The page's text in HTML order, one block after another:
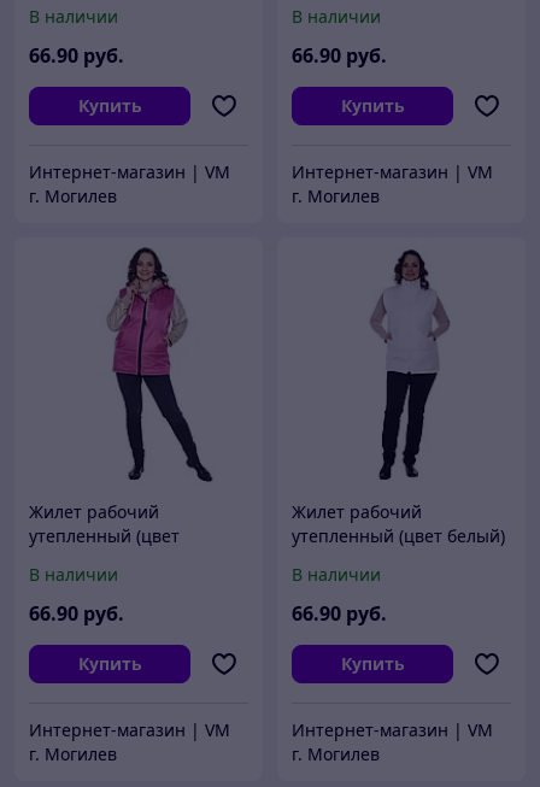
В наличии
66.90 руб.
Купить
Интернет-магазин | VM
г. Могилев
В наличии
66.90 руб.
Купить
Интернет-магазин | VM
г. Могилев
Жилет рабочий
утепленный (цвет
В наличии
66.90 руб.
Купить
Интернет-магазин | VM
г. Могилев
Жилет рабочий
утепленный (цвет белый)
В наличии
66.90 руб.
Купить
Интернет-магазин | VM
г. Могилев